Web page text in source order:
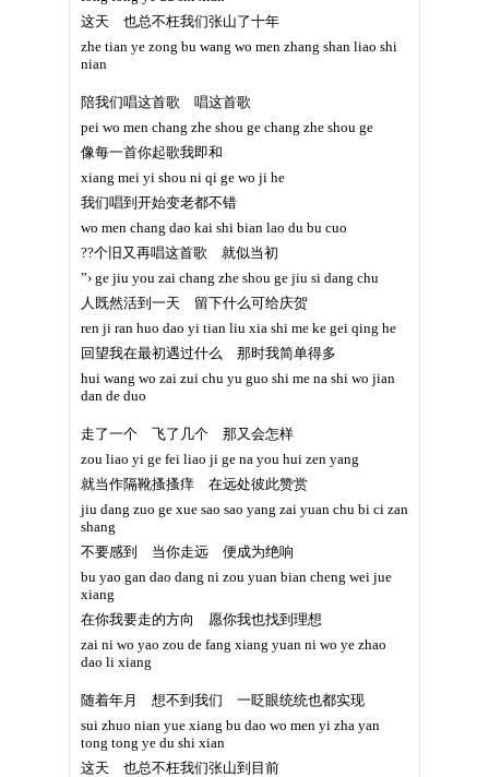
这天 也总不枉我们张山了十年
zhe tian ye zong bu wang wo men zhang shan liao shi
nian
陪我们唱这首歌 唱这首歌
pei wo men chang zhe shou ge chang zhe shou ge
像每一首你起歌我即和
xiang mei yi shou ni qi ge wo ji he
我们唱到开始变老都不错
wo men chang dao kai shi bian lao du bu cuo
??个旧又再唱这首歌 就似当初
”› ge jiu you zai chang zhe shou ge jiu si dang chu
人既然活到一天 留下什么可给庆贺
ren ji ran huo dao yi tian liu xia shi me ke gei qing he
回望我在最初遇过什么 那时我简单得多
hui wang wo zai zui chu yu guo shi me na shi wo jian
dan de duo
走了一个 飞了几个 那又会怎样
zou liao yi ge fei liao ji ge na you hui zen yang
就当作隔靴搔搔痒 在远处彼此赞赏
jiu dang zuo ge xue sao sao yang zai yuan chu bi ci zan
shang
不要感到 当你走远 便成为绝响
bu yao gan dao dang ni zou yuan bian cheng wei jue
xiang
在你我要走的方向 愿你我也找到理想
zai ni wo yao zou de fang xiang yuan ni wo ye zhao
dao li xiang
随着年月 想不到我们 一眨眼统统也都实现
sui zhuo nian yue xiang bu dao wo men yi zha yan
tong tong ye du shi xian
这天 也总不枉我们张山到目前